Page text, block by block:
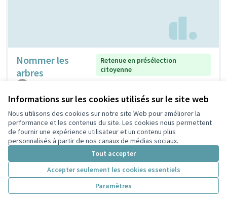
Informations sur les cookies utilisés sur le site web
Nous utilisons des cookies sur notre site Web pour améliorer la
performance et les contenus du site. Les cookies nous permettent
de fournir une expérience utilisateur et un contenu plus
personnalisés à partir de nos canaux de médias sociaux.
Tout accepter
Accepter seulement les cookies essentiels
Paramètres
Nommer les
arbres
Retenue en présélection
citoyenne
Nichoirs pour
Non retenue en présélection